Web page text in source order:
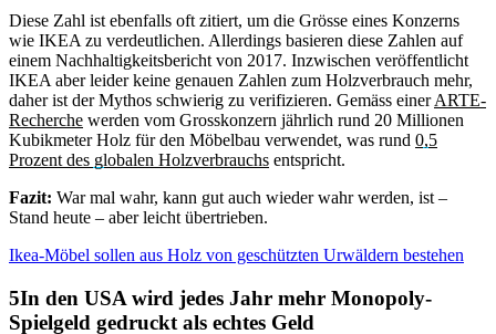
Diese Zahl ist ebenfalls oft zitiert, um die Grösse eines Konzerns
wie IKEA zu verdeutlichen. Allerdings basieren diese Zahlen auf
einem Nachhaltigkeitsbericht von 2017. Inzwischen veröffentlicht
IKEA aber leider keine genauen Zahlen zum Holzverbrauch mehr,
daher ist der Mythos schwierig zu verifizieren. Gemäss einerARTE-
Recherche werden vom Grosskonzern jährlich rund 20 Millionen
Kubikmeter Holz für den Möbelbau verwendet, was rund 0,5
Prozent des globalen Holzverbrauchs entspricht.
Fazit: War mal wahr, kann gut auch wieder wahr werden, ist –
Stand heute – aber leicht übertrieben.
Ikea-Möbel sollen aus Holz von geschützten Urwäldern bestehen
In den USA wird jedes Jahr mehr Monopoly-
Spielgeld gedruckt als echtes Geld